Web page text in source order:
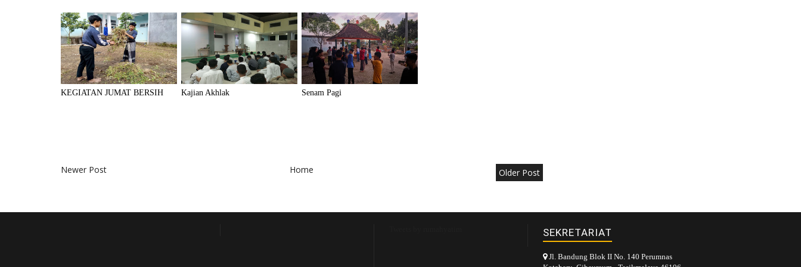
KEGIATAN JUMAT BERSIH Kajian Akhlak Senam Pagi
Newer Post Older Post
Home
SEKRETARIAT
Jl. Bandung Blok II No. 140 Perumnas